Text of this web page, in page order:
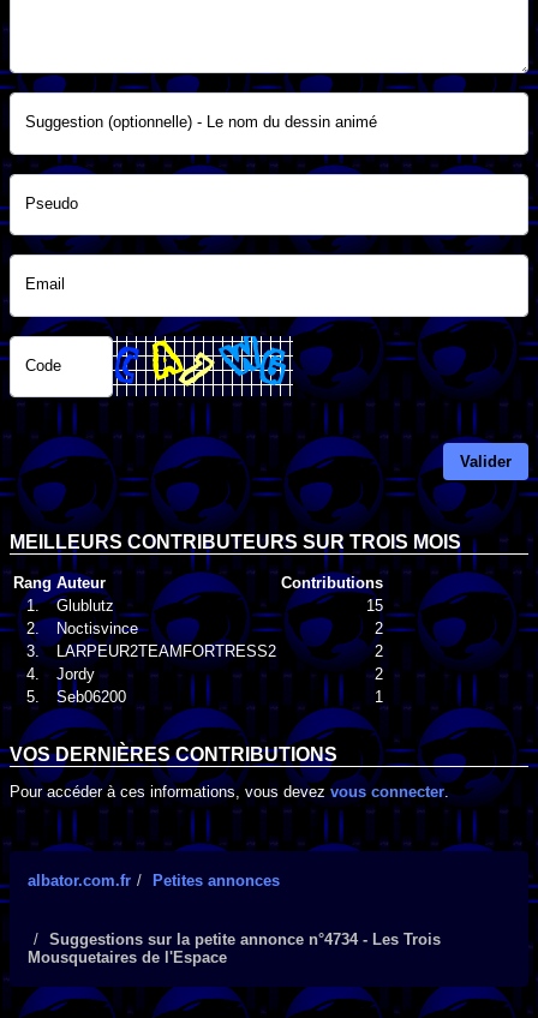
Suggestion (optionnelle) - Le nom du dessin animé
Pseudo
Email
Code
Valider
MEILLEURS CONTRIBUTEURS SUR TROIS MOIS
Rang Auteur
Contributions
1.
Glublutz
15
2.
Noctisvince
2
3.
LARPEUR2TEAMFORTRESS2
2
4.
Jordy
2
5.
Seb06200 1
VOS DERNIÈRES CONTRIBUTIONS
Pour accéder à ces informations, vous devez vous connecter.
albator.com.fr Petites annonces
Suggestions sur la petite annonce n°4734 - Les Trois
Mousquetaires de l'Espace